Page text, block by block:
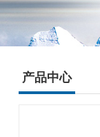
产品中心